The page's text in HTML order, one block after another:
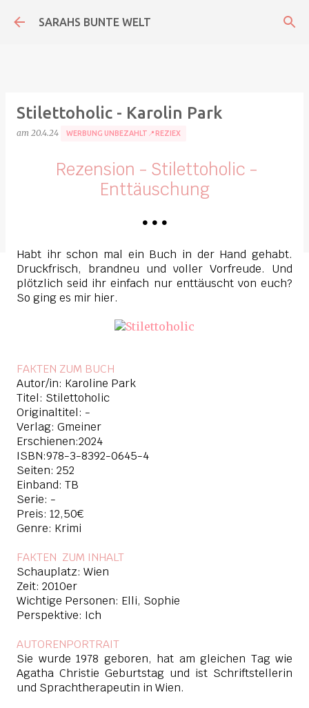
Direkt zum Hauptbereich
SARAHS BUNTE WELT
Stilettoholic - Karolin Park
am 20.4.24 WERBUNG UNBEZAHLT📍REZIEX
Rezension - Stilettoholic -
Enttäuschung
• • •
Habt ihr schon mal ein Buch in der Hand gehabt.
Druckfrisch, brandneu und voller Vorfreude. Und
plötzlich seid ihr einfach nur enttäuscht von euch?
So ging es mir hier.
FAKTEN ZUM BUCH
Autor/in: Karoline Park
Titel: Stilettoholic
Originaltitel: -
Verlag: Gmeiner
Erschienen:2024
ISBN:978-3-8392-0645-4
Seiten: 252
Einband: TB
Serie: -
Preis: 12,50€
Genre: Krimi
FAKTEN ZUM INHALT
Schauplatz: Wien
Zeit: 2010er
Wichtige Personen: Elli, Sophie
Perspektive: Ich
AUTORENPORTRAIT
Sie wurde 1978 geboren, hat am gleichen Tag wie
Agatha Christie Geburtstag und ist Schriftstellerin
und Sprachtherapeutin in Wien.